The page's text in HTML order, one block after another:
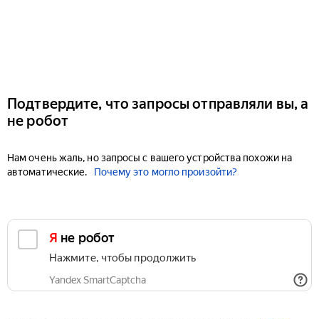
Подтвердите, что запросы отправляли вы, а
не робот
Нам очень жаль, но запросы с вашего устройства похожи на
автоматические.
Почему это могло произойти?
Я не робот
Нажмите, чтобы продолжить
Yandex SmartCaptcha